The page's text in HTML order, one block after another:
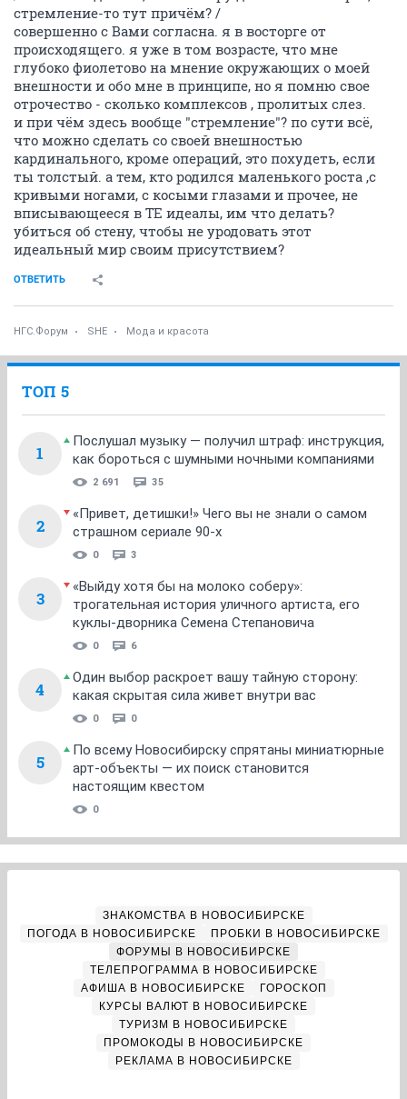
стремление-то тут причём? /
совершенно с Вами согласна. я в восторге от
происходящего. я уже в том возрасте, что мне
глубоко фиолетово на мнение окружающих о моей
внешности и обо мне в принципе, но я помню свое
отрочество - сколько комплексов , пролитых слез.
и при чём здесь вообще "стремление"? по сути всё,
что можно сделать со своей внешностью
кардинального, кроме операций, это похудеть, если
ты толстый. а тем, кто родился маленького роста ,с
кривыми ногами, с косыми глазами и прочее, не
вписывающееся в ТЕ идеалы, им что делать?
убиться об стену, чтобы не уродовать этот
идеальный мир своим присутствием?
ОТВЕТИТЬ
НГС.Форум SHE Мода и красота
ТОП 5
1
Послушал музыку — получил штраф: инструкция,
как бороться с шумными ночными компаниями
2 691 35
2
«Привет, детишки!» Чего вы не знали о самом
страшном сериале 90-х
0 3
3
«Выйду хотя бы на молоко соберу»:
трогательная история уличного артиста, его
куклы-дворника Семена Степановича
0 6
4
Один выбор раскроет вашу тайную сторону:
какая скрытая сила живет внутри вас
0 0
5
По всему Новосибирску спрятаны миниатюрные
арт-объекты — их поиск становится
настоящим квестом
0
ЗНАКОМСТВА В НОВОСИБИРСКЕ
ПОГОДА В НОВОСИБИРСКЕ
ПРОБКИ В НОВОСИБИРСКЕ
ФОРУМЫ В НОВОСИБИРСКЕ
ТЕЛЕПРОГРАММА В НОВОСИБИРСКЕ
АФИША В НОВОСИБИРСКЕ
ГОРОСКОП
КУРСЫ ВАЛЮТ В НОВОСИБИРСКЕ
ТУРИЗМ В НОВОСИБИРСКЕ
ПРОМОКОДЫ В НОВОСИБИРСКЕ
РЕКЛАМА В НОВОСИБИРСКЕ